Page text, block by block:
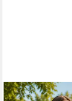
SAMAX